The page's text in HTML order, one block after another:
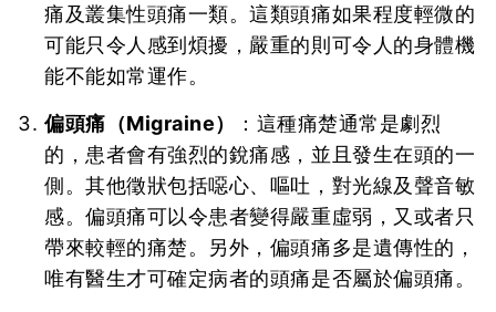
痛及叢集性頭痛一類。這類頭痛如果程度輕微的
可能只令人感到煩擾，嚴重的則可令人的身體機
能不能如常運作。
偏頭痛（Migraine）
：這種痛楚通常是劇烈
的，患者會有強烈的銳痛感，並且發生在頭的一
側。其他徵狀包括噁心、嘔吐，對光線及聲音敏
感。偏頭痛可以令患者變得嚴重虛弱，又或者只
帶來較輕的痛楚。另外，偏頭痛多是遺傳性的，
唯有醫生才可確定病者的頭痛是否屬於偏頭痛。